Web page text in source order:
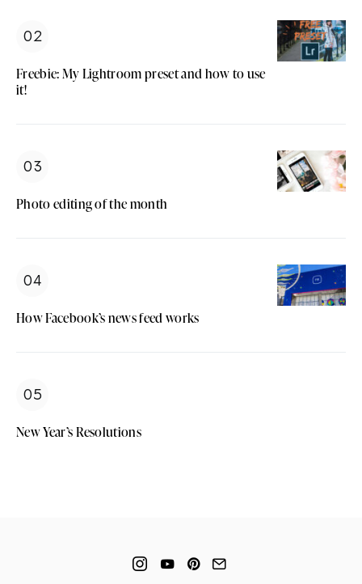
Freebie: My Lightroom preset and how to use
it!
Photo editing of the month
How Facebook’s news feed works
New Year’s Resolutions